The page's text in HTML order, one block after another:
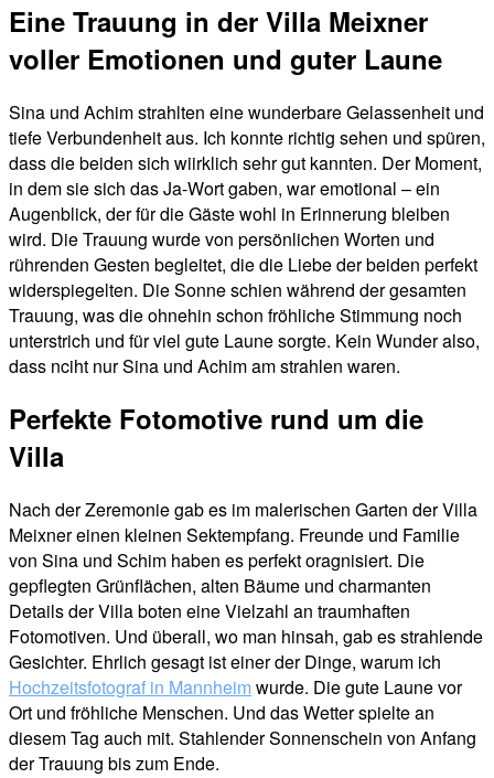
Eine Trauung in der Villa Meixner
voller Emotionen und guter Laune
Sina und Achim strahlten eine wunderbare Gelassenheit und
tiefe Verbundenheit aus. Ich konnte richtig sehen und spüren,
dass die beiden sich wiirklich sehr gut kannten. Der Moment,
in dem sie sich das Ja-Wort gaben, war emotional – ein
Augenblick, der für die Gäste wohl in Erinnerung bleiben
wird. Die Trauung wurde von persönlichen Worten und
rührenden Gesten begleitet, die die Liebe der beiden perfekt
widerspiegelten. Die Sonne schien während der gesamten
Trauung, was die ohnehin schon fröhliche Stimmung noch
unterstrich und für viel gute Laune sorgte. Kein Wunder also,
dass nciht nur Sina und Achim am strahlen waren.
Perfekte Fotomotive rund um die
Villa
Nach der Zeremonie gab es im malerischen Garten der Villa
Meixner einen kleinen Sektempfang. Freunde und Familie
von Sina und Schim haben es perfekt oragnisiert. Die
gepflegten Grünflächen, alten Bäume und charmanten
Details der Villa boten eine Vielzahl an traumhaften
Fotomotiven. Und überall, wo man hinsah, gab es strahlende
Gesichter. Ehrlich gesagt ist einer der Dinge, warum ich
Hochzeitsfotograf in Mannheimwurde. Die gute Laune vor
Ort und fröhliche Menschen. Und das Wetter spielte an
diesem Tag auch mit. Stahlender Sonnenschein von Anfang
der Trauung bis zum Ende.